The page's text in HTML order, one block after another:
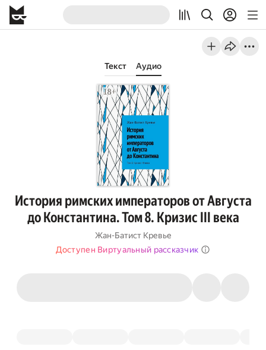
Текст Аудио
История римских императоров от Августа
до Константина. Том 8. Кризис III века
Жан-Батист Кревье
Доступен Виртуальный рассказчик